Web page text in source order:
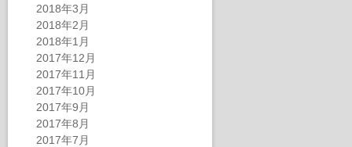
2018年3月
2018年2月
2018年1月
2017年12月
2017年11月
2017年10月
2017年9月
2017年8月
2017年7月